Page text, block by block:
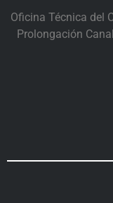
Oficina Técnica del
Prolongación